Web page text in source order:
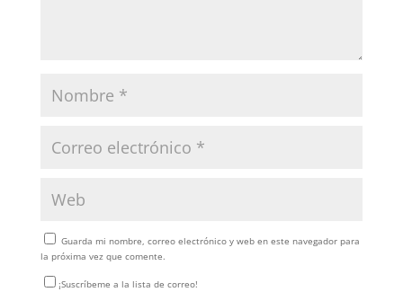
Guarda mi nombre, correo electrónico y web en este navegador para
la próxima vez que comente.
¡Suscríbeme a la lista de correo!